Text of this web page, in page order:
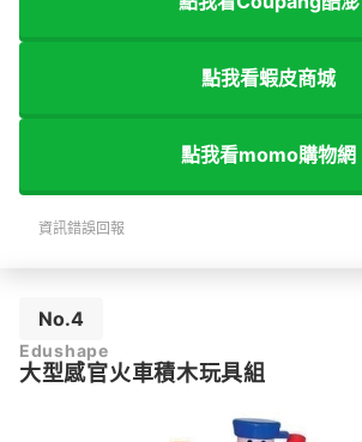
點我看蝦皮商城
點我看momo購物網
資訊錯誤回報
No.4
Edushape
大型感官火車積木玩具組